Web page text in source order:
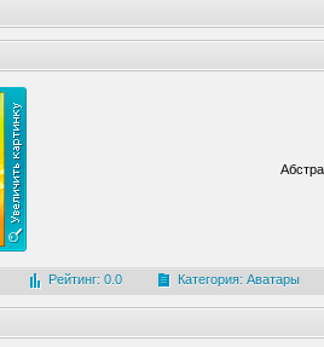
Рейтинг: 0.0 Категория: Аватары